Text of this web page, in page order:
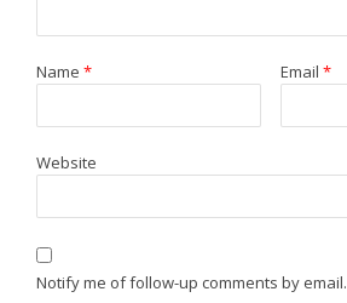
Name * Email *
Website
Notify me of follow-up comments by email.